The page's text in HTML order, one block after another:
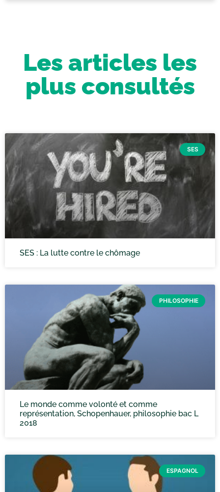
Les articles les
plus consultés
SES
SES : La lutte contre le chômage
PHILOSOPHIE
Le monde comme volonté et comme
représentation, Schopenhauer, philosophie bac L
2018
ESPAGNOL